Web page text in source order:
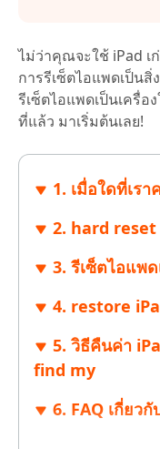
ไม่ว่าคุณจะใช้ iPad
การรีเซ็ตไอแพดเป็น
รีเซ็ตไอแพดเป็นเครื่
ที่แล้ว มาเริ่มต้นเลย!
1. เมื่อใดที่เร
2. hard reset
3. รีเซ็ตไอแพ
4. restore
5. วิธีคืนค่า
find my
6. FAQ เกี่ยว